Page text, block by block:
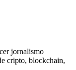
jornalismo
cripto, blockchain,